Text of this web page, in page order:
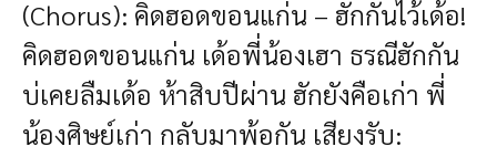
(Chorus): คิดฮอดขอนแก่น – ฮักกันไว้เด้อ!
คิดฮอดขอนแก่น เด้อพี่น้องเฮา ธรณีฮักกัน
บ่เคยลืมเด้อ ห้าสิบปีผ่าน ฮักยังคือเก่า พี่
น้องศิษย์เก่า กลับมาพ้อกัน เสียงรับ: